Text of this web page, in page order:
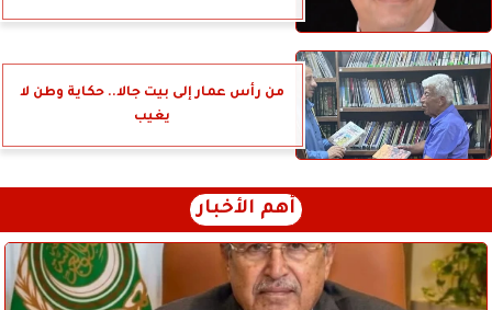
من رأس عمار إلى بيت جالا.. حكاية وطن لا
يغيب
أهم الأخبار